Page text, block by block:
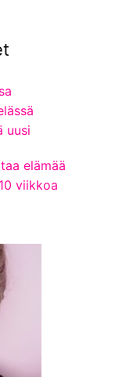
uusi
elämää
viikkoa